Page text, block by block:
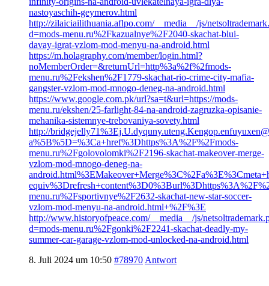
nastoyaschih-geymerov.html
http://zilaiciailithuania.aflpo.com/__media__/js/
d=mods-menu.ru%2Fkazualnye%2F2040-skachat-blui-
davay-igrat-vzlom-mod-menyu-na-android.html
https://m.holagraphy.com/member/login.html?
noMemberOrder=&returnUrl=http%3a%2f%2fmods-
menu.ru%2Fekshen%2F1779-skachat-rio-crime-city-mafia-
gangster-vzlom-mod-mnogo-deneg-na-android.html
https://www.google.com.pk/url?sa=t&url=https://mods-
menu.ru/ekshen/25-farlight-84-na-android-zagruzka-opisanie-
mehanika-sistemnye-trebovaniya-sovety.html
http://
a%5B%5D=%3Ca+href%3Dhttps%3A%2F%2Fmods-
menu.ru%2Fgolovolomki%2F2196-skachat-makeover-merge-
vzlom-mod-mnogo-deneg-na-
menu.ru%2Fsportivnye%2F2632-skachat-new-star-soccer-
vzlom-mod-menyu-na-android.html+%2F%3E
http://www.historyofpeace.com/__media__/js/
d=mods-menu.ru%2Fgonki%2F2241-skachat-deadly-my-
summer-car-garage-vzlom-mod-unlocked-na-android.html
8. Juli 2024 um 10:50 #78970 Antwort